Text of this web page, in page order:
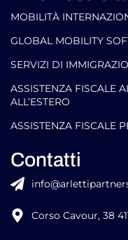
MOBILITÀ
GLOBAL MOBILITY
SERVIZI DI
ASSISTENZA FISCALE
ALL’ESTERO
ASSISTENZA FISCALE
Contatti
Corso Cavour, 38